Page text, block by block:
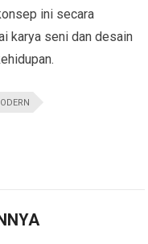
ini secara
karya seni dan desain